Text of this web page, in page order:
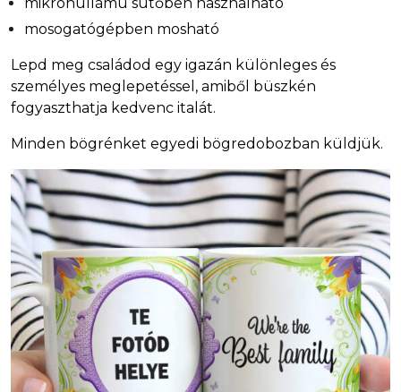
mosogatógépben mosható
Lepd meg családod egy igazán különleges és
személyes meglepetéssel, amiből büszkén
fogyaszthatja kedvenc italát.
Minden bögrénket egyedi bögredobozban küldjük.